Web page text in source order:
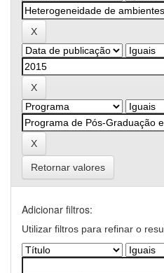
Retornar valores
Adicionar filtros:
Utilizar filtros para refinar o